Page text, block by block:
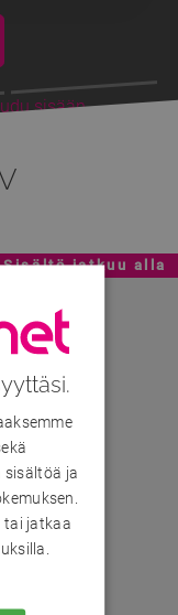
sisään
jatkuu alla
sisältöä ja
tai jatkaa